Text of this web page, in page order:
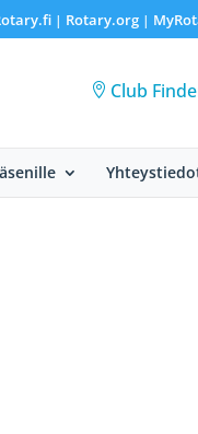
| Rotary.org|
Club